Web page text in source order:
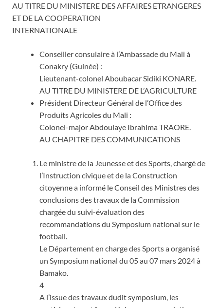
AU TITRE DU MINISTERE DES AFFAIRES ETRANGERES
ET DE LA COOPERATION
INTERNATIONALE
Conseiller consulaire à l’Ambassade du Mali à
Conakry (Guinée) :
Lieutenant-colonel Aboubacar Sidiki KONARE.
AU TITRE DU MINISTERE DE L’AGRICULTURE
Président Directeur Général de l’Office des
Produits Agricoles du Mali :
Colonel-major Abdoulaye Ibrahima TRAORE.
AU CHAPITRE DES COMMUNICATIONS
Le ministre de la Jeunesse et des Sports, chargé de
l’Instruction civique et de la Construction
citoyenne a informé le Conseil des Ministres des
conclusions des travaux de la Commission
chargée du suivi-évaluation des
recommandations du Symposium national sur le
football.
Le Département en charge des Sports a organisé
un Symposium national du 05 au 07 mars 2024 à
Bamako.
4
A l’issue des travaux dudit symposium, les